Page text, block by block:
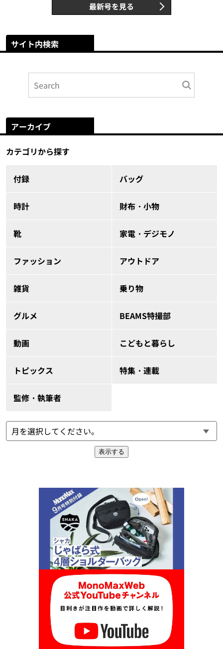
最新号を見る
サイト内検索
アーカイブ
カテゴリから探す
付録 バッグ
時計 財布・小物
靴 家電・デジモノ
ファッション アウトドア
雑貨 乗り物
グルメ BEAMS特撮部
動画 こどもと暮らし
トピックス 特集・連載
監修・執筆者
表示する